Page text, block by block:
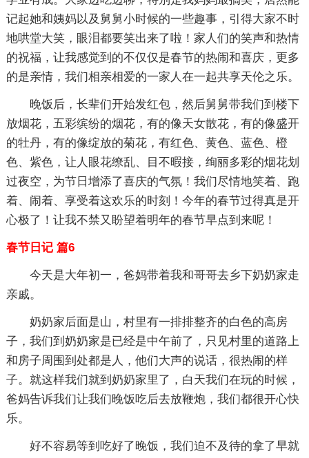
记起她和姨妈以及舅舅小时候的一些趣事，引得大家不时
地哄堂大笑，眼泪都要笑出来了啦！家人们的笑声和热情
的祝福，让我感觉到的不仅仅是春节的热闹和喜庆，更多
的是亲情，我们相亲相爱的一家人在一起共享天伦之乐。
晚饭后，长辈们开始发红包，然后舅舅带我们到楼下
放烟花，五彩缤纷的烟花，有的像天女散花，有的像盛开
的牡丹，有的像绽放的菊花，有红色、黄色、蓝色、橙
色、紫色，让人眼花缭乱、目不暇接，绚丽多彩的烟花划
过夜空，为节日增添了喜庆的气氛！我们尽情地笑着、跑
着、闹着、享受着这欢乐的时刻！今年的春节过得真是开
心极了！让我不禁又盼望着明年的春节早点到来呢！
春节日记 篇6
今天是大年初一，爸妈带着我和哥哥去乡下奶奶家走
亲戚。
奶奶家后面是山，村里有一排排整齐的白色的高房
子，我们到奶奶家是已经是中午前了，只见村里的道路上
和房子周围到处都是人，他们大声的说话，很热闹的样
子。就这样我们就到奶奶家里了，白天我们在玩的时候，
爸妈告诉我们让我们晚饭吃后去放鞭炮，我们都很开心快
乐。
好不容易等到吃好了晚饭，我们迫不及待的拿了早就